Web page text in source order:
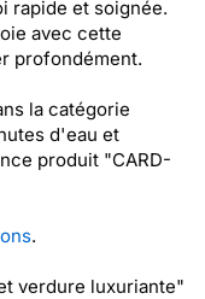
rapide et soignée.
avec cette
profondément.
la catégorie
d'eau et
produit "CARD-
.
verdure luxuriante"